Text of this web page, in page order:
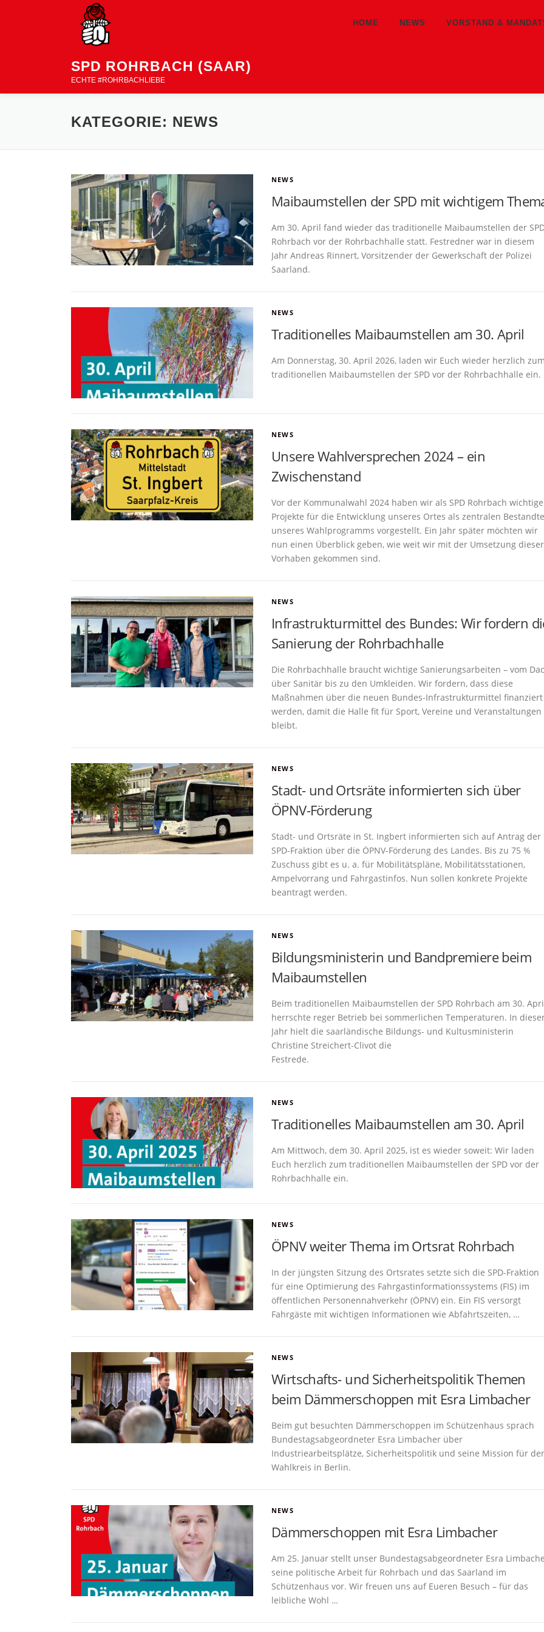
SPD ROHRBACH (SAAR)
ECHTE #ROHRBACHLIEBE
HOME NEWS VORSTAND &
KATEGORIE: NEWS
NEWS
Maibaumstellen der SPD mit wichtigem
Am 30. April fand wieder das traditionelle Maibaumstellen der
Rohrbach vor der Rohrbachhalle statt. Festredner war in diesem
Jahr Andreas Rinnert, Vorsitzender der Gewerkschaft der Polizei
Saarland.
NEWS
Traditionelles Maibaumstellen am 30. April
Am Donnerstag, 30. April 2026, laden wir Euch wieder herzlich
traditionellen Maibaumstellen der SPD vor der Rohrbachhalle ein.
NEWS
Unsere Wahlversprechen 2024 – ein
Zwischenstand
Vor der Kommunalwahl 2024 haben wir als SPD Rohrbach wichtige
Projekte für die Entwicklung unseres Ortes als zentralen
unseres Wahlprogramms vorgestellt. Ein Jahr später möchten wir
nun einen Überblick geben, wie weit wir mit der Umsetzung dieser
Vorhaben gekommen sind.
NEWS
Infrastrukturmittel des Bundes: Wir fordern
Sanierung der Rohrbachhalle
Die Rohrbachhalle braucht wichtige Sanierungsarbeiten – vom
über Sanitär bis zu den Umkleiden. Wir fordern, dass diese
Maßnahmen über die neuen Bundes-Infrastrukturmittel finanziert
werden, damit die Halle fit für Sport, Vereine und Veranstaltungen
bleibt.
NEWS
Stadt- und Ortsräte informierten sich über
ÖPNV-Förderung
Stadt- und Ortsräte in St. Ingbert informierten sich auf Antrag der
SPD-Fraktion über die ÖPNV-Förderung des Landes. Bis zu 75 %
Zuschuss gibt es u. a. für Mobilitätspläne, Mobilitätsstationen,
Ampelvorrang und Fahrgastinfos. Nun sollen konkrete Projekte
beantragt werden.
NEWS
Bildungsministerin und Bandpremiere beim
Maibaumstellen
Beim traditionellen Maibaumstellen der SPD Rohrbach am 30.
herrschte reger Betrieb bei sommerlichen Temperaturen. In
Jahr hielt die saarländische Bildungs- und Kultusministerin
Christine Streichert-Clivot die
Festrede.
NEWS
Traditionelles Maibaumstellen am 30. April
Am Mittwoch, dem 30. April 2025, ist es wieder soweit: Wir laden
Euch herzlich zum traditionellen Maibaumstellen der SPD vor der
Rohrbachhalle ein.
NEWS
ÖPNV weiter Thema im Ortsrat Rohrbach
In der jüngsten Sitzung des Ortsrates setzte sich die SPD-Fraktion
für eine Optimierung des Fahrgastinformationssystems (FIS) im
öffentlichen Personennahverkehr (ÖPNV) ein. Ein FIS versorgt
Fahrgäste mit wichtigen Informationen wie Abfahrtszeiten, …
NEWS
Wirtschafts- und Sicherheitspolitik Themen
beim Dämmerschoppen mit Esra Limbacher
Beim gut besuchten Dämmerschoppen im Schützenhaus sprach
Bundestagsabgeordneter Esra Limbacher über
Industriearbeitsplätze, Sicherheitspolitik und seine Mission für
Wahlkreis in Berlin.
NEWS
Dämmerschoppen mit Esra Limbacher
Am 25. Januar stellt unser Bundestagsabgeordneter Esra
seine politische Arbeit für Rohrbach und das Saarland im
Schützenhaus vor. Wir freuen uns auf Eueren Besuch – für das
leibliche Wohl …